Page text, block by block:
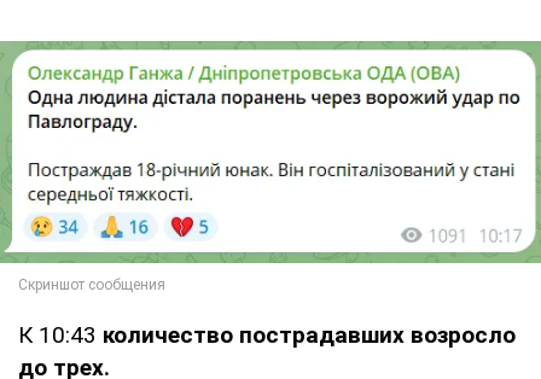
К 10:43 количество пострадавших возросло
до трех.